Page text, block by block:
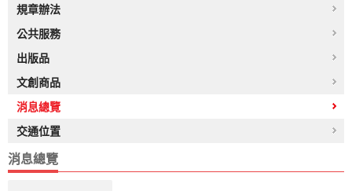
規章辦法
公共服務
出版品
文創商品
消息總覽
交通位置
消息總覽